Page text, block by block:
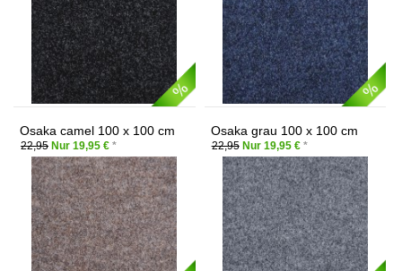
Osaka camel 100 x 100 cm
22,95 Nur 19,95 € *
Osaka grau 100 x 100 cm
22,95Nur 19,95 € *